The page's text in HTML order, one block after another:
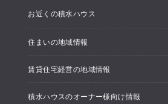
お近くの積水ハウス
住まいの地域情報
イベント情報
住宅展示場・ショールーム情報
賃貸住宅経営の地域情報
イベント情報
積水ハウスのオーナー様向け情報